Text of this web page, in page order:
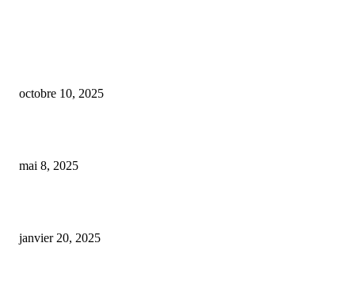
octobre 10, 2025
mai 8, 2025
janvier 20, 2025